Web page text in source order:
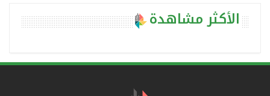
الأكثر مشاهدة